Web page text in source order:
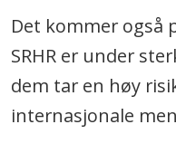
Det kommer også
SRHR er under
dem tar en høy
internasjonale